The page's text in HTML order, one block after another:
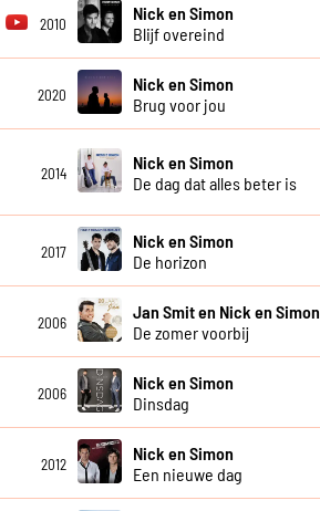
2010
Nick en Simon
Blijf overeind
2020
Nick en Simon
Brug voor jou
2014
Nick en Simon
De dag dat alles beter is
2017
Nick en Simon
De horizon
2006
Jan Smit en Nick en Simon
De zomer voorbij
2006
Nick en Simon
Dinsdag
2012
Nick en Simon
Een nieuwe dag